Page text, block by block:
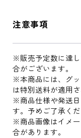
注意事項
※販売予定数に達
合がございます。
※本商品には、グ
は特別送料が適用
※商品仕様や発送
す。予めご了承くだ
※商品画像はイメ
合があります。